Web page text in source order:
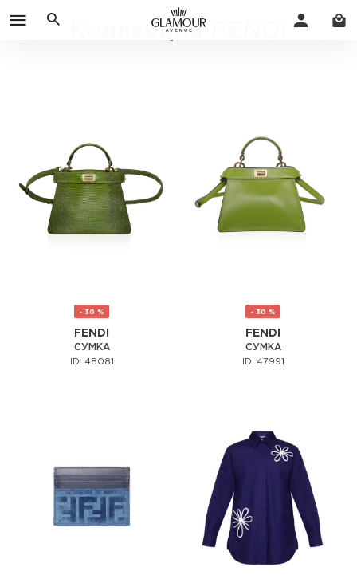
Коллекция FENDI
- 30 %
FENDI
СУМКА
ID: 48081
- 30 %
FENDI
СУМКА
ID: 47991